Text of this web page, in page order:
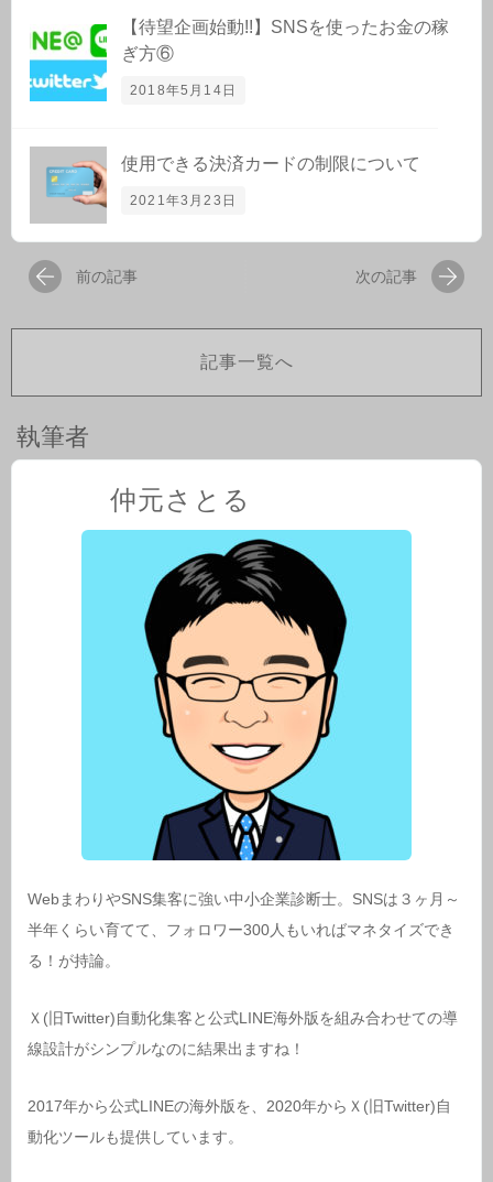
【待望企画始動!!】SNSを使ったお金の稼
ぎ方⑥
2018年5月14日
使用できる決済カードの制限について
2021年3月23日
前の記事 次の記事
記事一覧へ
執筆者
仲元さとる
WebまわりやSNS集客に強い中小企業診断士。SNSは３ヶ月～
半年くらい育てて、フォロワー300人もいればマネタイズでき
る！が持論。
Ｘ(旧Twitter)自動化集客と公式LINE海外版を組み合わせての導
線設計がシンプルなのに結果出ますね！
2017年から公式LINEの海外版を、2020年からＸ(旧Twitter)自
動化ツールも提供しています。